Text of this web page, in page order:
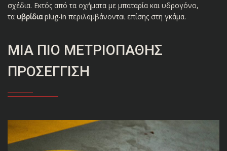
σχέδια. Εκτός από τα οχήματα με μπαταρία και υδρογόνο,
τα υβρίδιαplug-in περιλαμβάνονται επίσης στη γκάμα.
ΜΙΑ ΠΙΟ ΜΕΤΡΙΟΠΑΘΉΣ
ΠΡΟΣΈΓΓΙΣΗ